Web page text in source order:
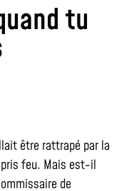
tu
être rattrapé par la
feu. Mais est-il
de